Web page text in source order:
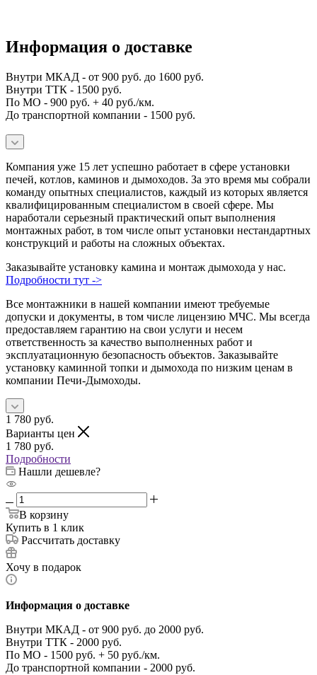
Информация о доставке
Внутри МКАД - от 900 руб. до 1600 руб.
Внутри ТТК - 1500 руб.
По МО - 900 руб. + 40 руб./км.
До транспортной компании - 1500 руб.
Компания уже 15 лет успешно работает в сфере установки
печей, котлов, каминов и дымоходов. За это время мы собрали
команду опытных специалистов, каждый из которых является
квалифицированным специалистом в своей сфере. Мы
наработали серьезный практический опыт выполнения
монтажных работ, в том числе опыт установки нестандартных
конструкций и работы на сложных объектах.
Заказывайте установку камина и монтаж дымохода у нас.
Подробности тут ->
Все монтажники в нашей компании имеют требуемые
допуски и документы, в том числе лицензию МЧС. Мы всегда
предоставляем гарантию на свои услуги и несем
ответственность за качество выполненных работ и
эксплуатационную безопасность объектов. Заказывайте
установку каминной топки и дымохода по низким ценам в
компании Печи-Дымоходы.
1 780 руб.
Варианты цен
1 780 руб.
Подробности
Нашли дешевле?
В корзину
Купить в 1 клик
Рассчитать доставку
Хочу в подарок
Информация о доставке
Внутри МКАД - от 900 руб. до 2000 руб.
Внутри ТТК - 2000 руб.
По МО - 1500 руб. + 50 руб./км.
До транспортной компании - 2000 руб.